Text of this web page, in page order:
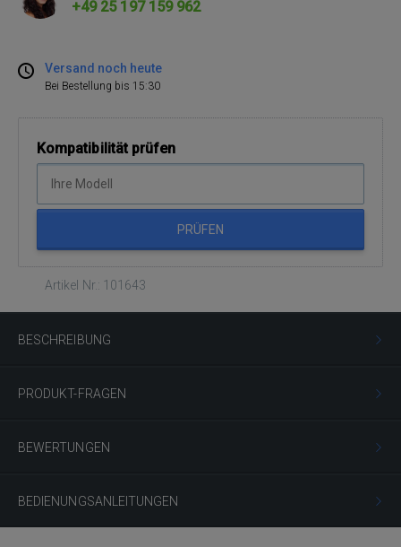
+49 25 197 159 962
Versand noch heute
Bei Bestellung bis 15:30
Kompatibilität prüfen
PRÜFEN
Artikel Nr.: 101643
BESCHREIBUNG
PRODUKT-FRAGEN
BEWERTUNGEN
BEDIENUNGSANLEITUNGEN